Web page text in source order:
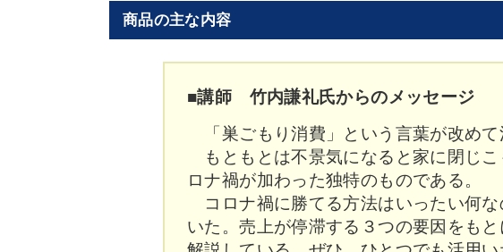
商品の主な内容
■講師 竹内謙礼氏からのメッセージ
「巣ごもり消費」という言葉が改めて
もともとは不景気になると家に閉じ
ロナ禍が加わった独特のものである。
コロナ禍に勝てる方法はいったい何
いた。売上が停滞する３つの要因をも